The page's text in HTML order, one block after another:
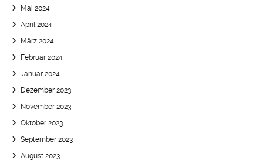
Mai 2024
April 2024
März 2024
Februar 2024
Januar 2024
Dezember 2023
November 2023
Oktober 2023
September 2023
August 2023